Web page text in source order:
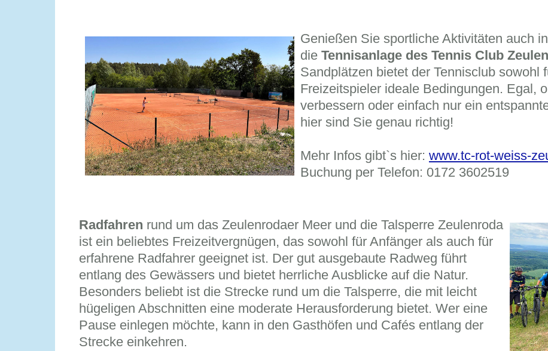
Genießen Sie sportliche Aktivitäten auch
die Tennisanlage des Tennis Club
Sandplätzen bietet der Tennisclub sowohl
Freizeitspieler ideale Bedingungen. Egal,
verbessern oder einfach nur ein
hier sind Sie genau richtig!
Mehr Infos gibt`s hier: www.tc-rot-weiss-
Buchung per Telefon: 0172 3602519
Radfahren rund um das Zeulenrodaer Meer und die Talsperre Zeulenroda
ist ein beliebtes Freizeitvergnügen, das sowohl für Anfänger als auch für
erfahrene Radfahrer geeignet ist. Der gut ausgebaute Radweg führt
entlang des Gewässers und bietet herrliche Ausblicke auf die Natur.
Besonders beliebt ist die Strecke rund um die Talsperre, die mit leicht
hügeligen Abschnitten eine moderate Herausforderung bietet. Wer eine
Pause einlegen möchte, kann in den Gasthöfen und Cafés entlang der
Strecke einkehren.